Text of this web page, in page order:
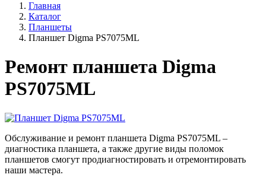
Главная
Каталог
Планшеты
Планшет Digma PS7075ML
Ремонт планшета Digma
PS7075ML
Обслуживание и ремонт планшета Digma PS7075ML –
диагностика планшета, а также другие виды поломок
планшетов смогут продиагностировать и отремонтировать
наши мастера.